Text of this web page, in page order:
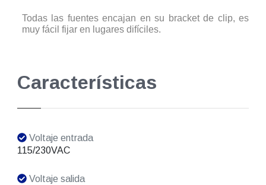
Todas las fuentes encajan en su bracket de clip, es
muy fácil fijar en lugares difíciles.
Características
Voltaje entrada
115/230VAC
Voltaje salida